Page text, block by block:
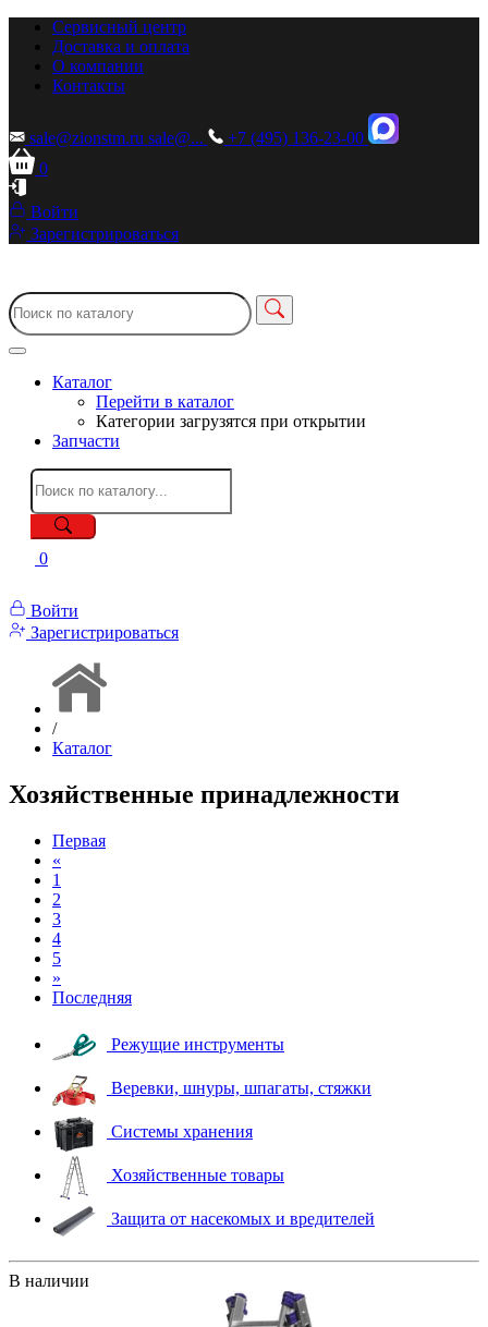
Сервисный центр
Доставка и оплата
О компании
Контакты
sale@zionstm.ru sale@...
+7 (495) 136-23-00
0
Войти
Зарегистрироваться
Каталог
Перейти в каталог
Категории загрузятся при открытии
Запчасти
0
Войти
Зарегистрироваться
/
Каталог
Хозяйственные принадлежности
Первая
«
1
2
3
4
5
»
Последняя
Режущие инструменты
Веревки, шнуры, шпагаты, стяжки
Системы хранения
Хозяйственные товары
Защита от насекомых и вредителей
В наличии